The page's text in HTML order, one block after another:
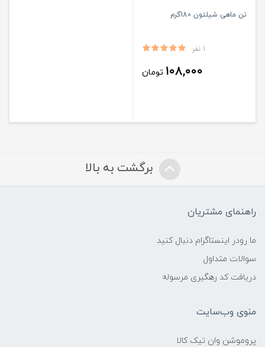
تن ماهی شیلتون 180گرم
1 نفر
108,000 تومان
برگشت به بالا
راهنمای مشتریان
ما رودر اینستاگرام دنبال کنید
سوالات متداول
دریافت کد رهگیری مرسوله
منوی وب‌سایت
پروموشن وان تیک کالا